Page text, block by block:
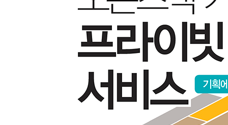
1.4.1 프라이빗 클라우드 서비스 구성
1.4.2 프라이빗 클라우드 서비스와 퍼블릭 클라우
1.5 프라이빗 클라우드 서비스 도입에 따른 변화
1.5.1 국내 프라이빗 클라우드 서비스의 현황
1.5.3 프라이빗 클라우드 서비스 도입에 따른 기술
CHAPTER 2 프라이빗 클라우드 서비스 도입
2.1 프라이빗 클라우드 서비스 전략